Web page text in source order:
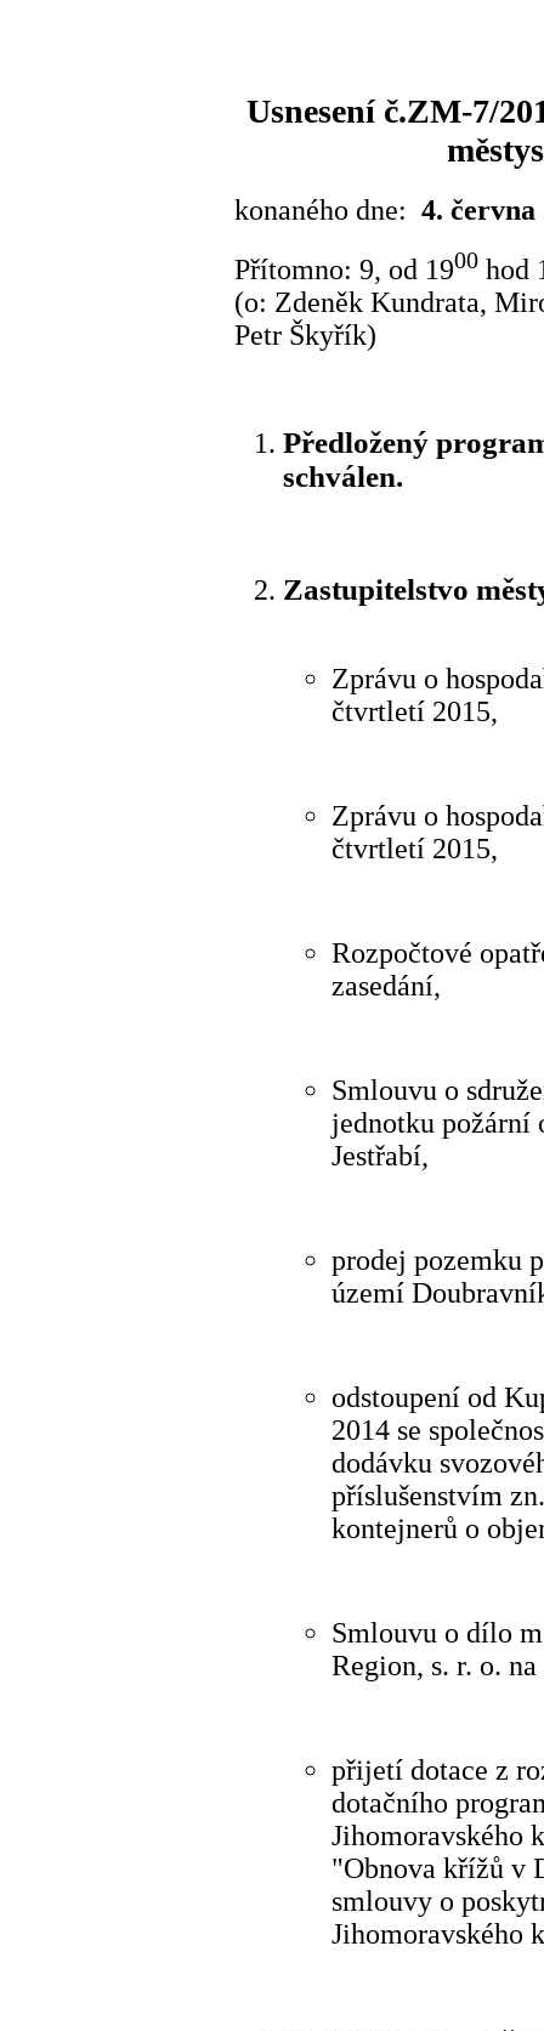
Usnesení č.ZM-7/
konaného dne: 4. června
Přítomno: 9, od 1900 hod
(o: Zdeněk Kundrata,
Petr Škyřík)
Předložený
schválen.
Zastupitelstvo
Zprávu o
čtvrtletí 2015,
Zprávu o
čtvrtletí 2015,
Rozpočtové
zasedání,
Smlouvu o
jednotku požární
Jestřabí,
prodej pozemku
území
odstoupení od
2014 se
dodávku
příslušenstvím
kontejnerů o
Smlouvu o dílo
Region, s. r. o.
přijetí dotace z
dotačního
Jihomoravského
"Obnova křížů v
smlouvy o
Jihomoravského